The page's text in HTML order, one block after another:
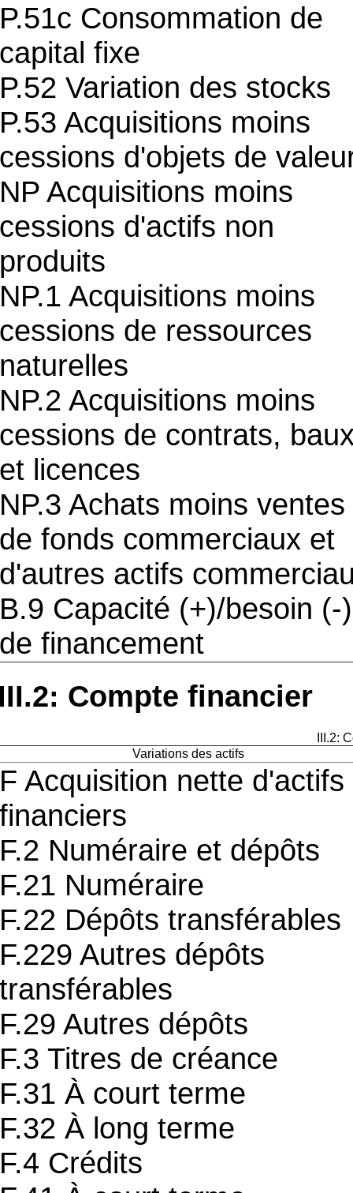
P.51c Consommation de
capital fixe
P.52 Variation des stocks
P.53 Acquisitions moins
cessions d'objets de
NP Acquisitions moins
cessions d'actifs non
produits
NP.1 Acquisitions moins
cessions de ressources
naturelles
NP.2 Acquisitions moins
cessions de contrats,
et licences
NP.3 Achats moins ventes
de fonds commerciaux et
d'autres actifs
B.9 Capacité (+)/besoin (-)
de financement
Compte financier
III.2:
Variations des actifs
F Acquisition nette d'actifs
financiers
F.2 Numéraire et dépôts
F.21 Numéraire
F.22 Dépôts transférables
F.229 Autres dépôts
transférables
F.29 Autres dépôts
F.3 Titres de créance
F.31 À court terme
F.32 À long terme
F.4 Crédits